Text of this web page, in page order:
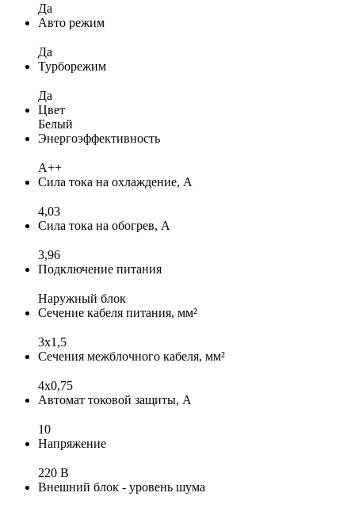
Да
Авто режим
Да
Турборежим
Да
Цвет
Белый
Энергоэффективность
A++
Сила тока на охлаждение, А
4,03
Сила тока на обогрев, А
3,96
Подключение питания
Наружный блок
Сечение кабеля питания, мм²
3x1,5
Сечения межблочного кабеля, мм²
4x0,75
Автомат токовой защиты, А
10
Напряжение
220 В
Внешний блок - уровень шума